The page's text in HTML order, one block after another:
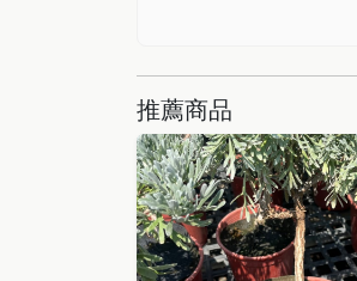
推薦商品